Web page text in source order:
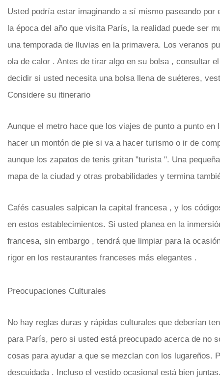
Usted podría estar imaginando a sí mismo paseando
la época del año que visita París, la realidad puede ser
una temporada de lluvias en la primavera. Los veranos
ola de calor . Antes de tirar algo en su bolsa , consultar
decidir si usted necesita una bolsa llena de suéteres,
Considere su itinerario
Aunque el metro hace que los viajes de punto a punto
hacer un montón de pie si va a hacer turismo o ir de
aunque los zapatos de tenis gritan "turista ". Una
mapa de la ciudad y otras probabilidades y termina
Cafés casuales salpican la capital francesa , y los
en estos establecimientos. Si usted planea en la
francesa, sin embargo , tendrá que limpiar para la
rigor en los restaurantes franceses más elegantes .
Preocupaciones Culturales
No hay reglas duras y rápidas culturales que deberían
para París, pero si usted está preocupado acerca de no
cosas para ayudar a que se mezclan con los lugareños.
descuidada . Incluso el vestido ocasional está bien